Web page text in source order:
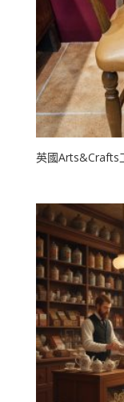
英國Arts&Crafts